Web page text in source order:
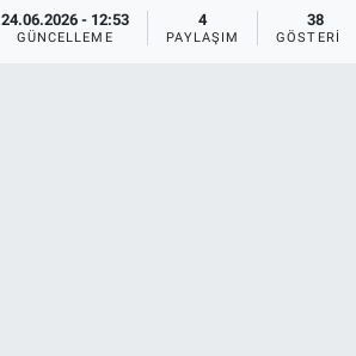
24.06.2026 - 12:53
GÜNCELLEME
4
PAYLAŞIM
38
GÖSTERIM